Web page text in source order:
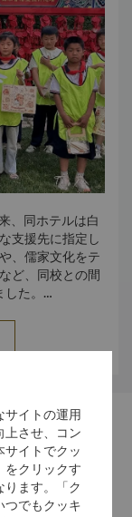
、同ホテルは白
支援先に指定し
、儒家文化をテ
ど、同校との間
た。
学校の児童と教
リ・ラ 曲阜は、
多くが移籍した
部をホテルに招
ト「『論語』朝
にとって、ホテ
とともに、伝統
サイトの運用
上させ、コン
サイトでクッ
をクリックす
ります。「ク
つでもクッキ